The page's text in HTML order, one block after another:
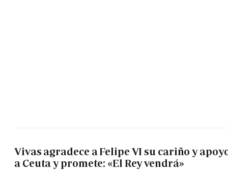
Vivas agradece a Felipe VI su cariño y
a Ceuta y promete: «El Rey vendrá»